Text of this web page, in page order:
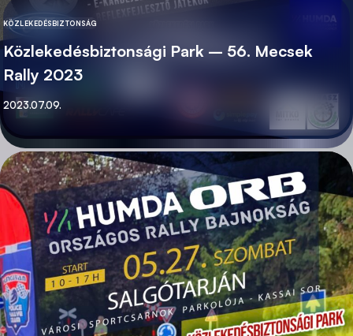
KATEGÓRIA
KÖZLEKEDÉSBIZTONSÁG
Közlekedésbiztonsági Park – 56. Mecsek
Rally 2023
Közzétett
2023.07.09.